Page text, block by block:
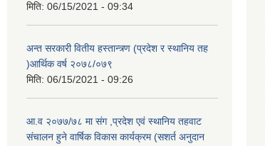
मिति: 06/15/2021 - 09:34
अन्त सरकारी वितीय हस्तान्त्र्ण (प्रदेश र स्थानिय तह
)आर्थिक वर्ष २०७८/०७९
मिति: 06/15/2021 - 09:26
आ.व २०७७/७८ मा संग ,प्रदेश एवं स्थानिय तहवाट
संचालन हुने वार्षिक विकास कार्यक्रम (सशर्त अनुदान